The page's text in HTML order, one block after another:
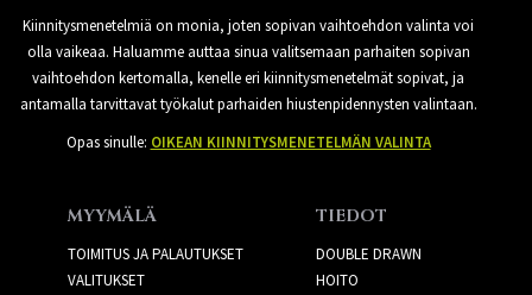
Kiinnitysmenetelmiä on monia, joten sopivan vaihtoehdon valinta voi
olla vaikeaa. Haluamme auttaa sinua valitsemaan parhaiten sopivan
vaihtoehdon kertomalla, kenelle eri kiinnitysmenetelmät sopivat, ja
antamalla tarvittavat työkalut parhaiden hiustenpidennysten valintaan.
Opas sinulle: OIKEAN KIINNITYSMENETELMÄN VALINTA
MYYMÄLÄ
TOIMITUS JA PALAUTUKSET
VALITUKSET
TIEDOT
DOUBLE DRAWN
HOITO